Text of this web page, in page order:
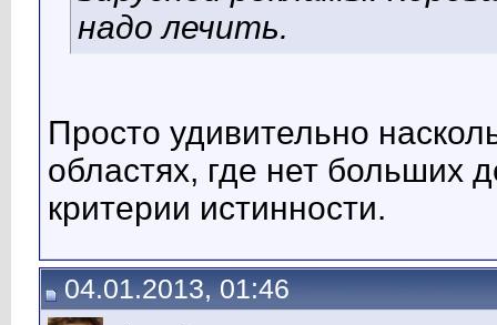
надо лечить.
Просто удивительно
областях, где нет больших
критерии истинности.
04.01.2013, 01:46